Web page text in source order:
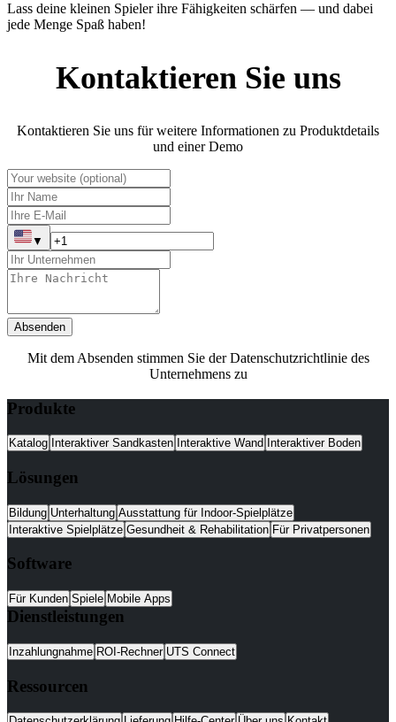
Lass deine kleinen Spieler ihre Fähigkeiten schärfen — und dabei
jede Menge Spaß haben!
Kontaktieren Sie uns
Kontaktieren Sie uns für weitere Informationen zu Produktdetails
und einer Demo
▼
Absenden
Mit dem Absenden stimmen Sie der Datenschutzrichtlinie des
Unternehmens zu
Produkte
Katalog Interaktiver Sandkasten Interaktive Wand Interaktiver Boden
Lösungen
Bildung Unterhaltung Ausstattung für Indoor-Spielplätze
Interaktive Spielplätze Gesundheit & Rehabilitation Für Privatpersonen
Software
Für Kunden Spiele Mobile Apps
Dienstleistungen
Inzahlungnahme ROI-Rechner UTS Connect
Ressourcen